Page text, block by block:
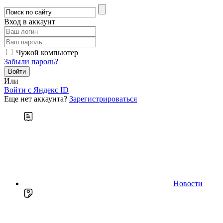
Вход в аккаунт
Чужой компьютер
Забыли пароль?
Или
Войти c Яндекс ID
Еще нет аккаунта? Зарегистрироваться
Новости